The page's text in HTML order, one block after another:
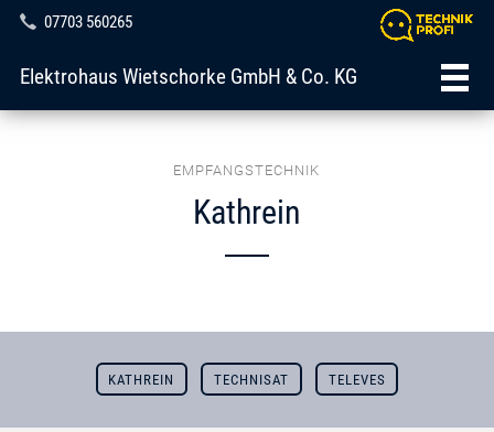
07703 560265
Elektrohaus Wietschorke GmbH & Co. KG
EMPFANGSTECHNIK
Kathrein
KATHREIN TECHNISAT TELEVES